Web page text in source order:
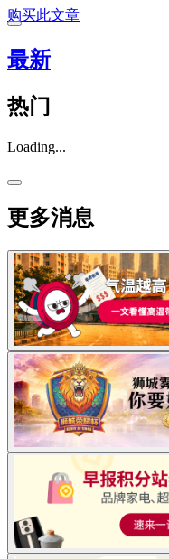
购买此文章
最新
热门
Loading...
更多消息